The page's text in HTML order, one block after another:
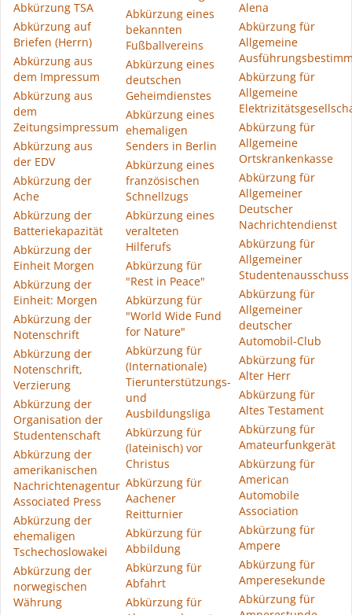
Abkürzung TSA
Abkürzung auf
Briefen (Herrn)
Abkürzung aus
dem Impressum
Abkürzung aus
dem
Zeitungsimpressum
Abkürzung aus
der EDV
Abkürzung der
Ache
Abkürzung der
Batteriekapazität
Abkürzung der
Einheit Morgen
Abkürzung der
Einheit: Morgen
Abkürzung der
Notenschrift
Abkürzung der
Notenschrift,
Verzierung
Abkürzung der
Organisation der
Studentenschaft
Abkürzung der
amerikanischen
Nachrichtenagentur
Associated Press
Abkürzung der
ehemaligen
Tschechoslowakei
Abkürzung der
norwegischen
Währung
Abkürzung eines
bekannten
Fußballvereins
Abkürzung eines
deutschen
Geheimdienstes
Abkürzung eines
ehemaligen
Senders in Berlin
Abkürzung eines
französischen
Schnellzugs
Abkürzung eines
veralteten
Hilferufs
Abkürzung für
"Rest in Peace"
Abkürzung für
"World Wide Fund
for Nature"
Abkürzung für
(Internationale)
Tierunterstützungs-
und
Ausbildungsliga
Abkürzung für
(lateinisch) vor
Christus
Abkürzung für
Aachener
Reitturnier
Abkürzung für
Abbildung
Abkürzung für
Abfahrt
Abkürzung für
Alena
Abkürzung für
Allgemeine
Abkürzung für
Allgemeine
Abkürzung für
Allgemeine
Ortskrankenkasse
Abkürzung für
Allgemeiner
Deutscher
Nachrichtendienst
Abkürzung für
Allgemeiner
Studentenausschuss
Abkürzung für
Allgemeiner
deutscher
Automobil-Club
Abkürzung für
Alter Herr
Abkürzung für
Altes Testament
Abkürzung für
Amateurfunkgerät
Abkürzung für
American
Automobile
Association
Abkürzung für
Ampere
Abkürzung für
Amperesekunde
Abkürzung für